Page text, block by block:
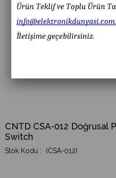
CNTD CSA-012 Doğrusal
Switch
(CSA-012)